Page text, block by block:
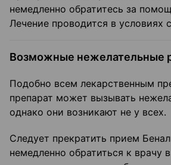
немедленно обратитесь за
Лечение проводится в условиях
Возможные нежелательные
Подобно всем лекарственным
препарат может вызывать
однако они возникают не у всех.
Следует прекратить прием
немедленно обратиться к врачу